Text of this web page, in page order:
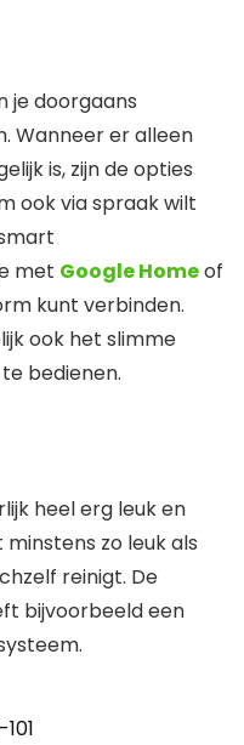
je doorgaans
Wanneer er alleen
is, zijn de opties
ook via spraak wilt
met Google Homeof
kunt verbinden.
ook het slimme
bedienen.
heel erg leuk en
zo leuk als
reinigt. De
bijvoorbeeld een